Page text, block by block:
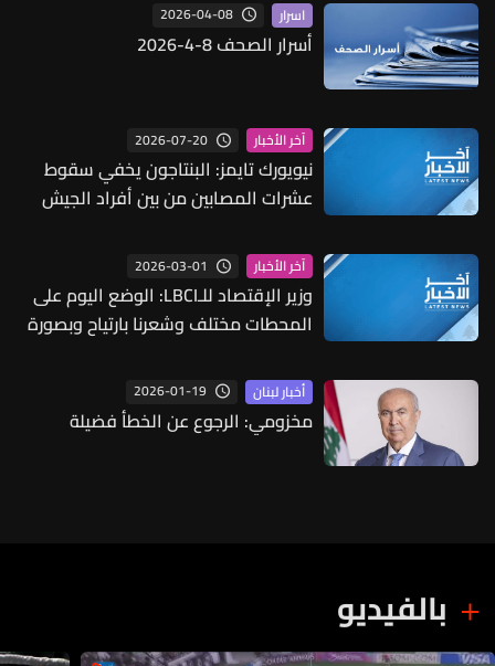
اسرار 2026-04-08
أسرار الصحف 8-4-2026
آخر الأخبار 2026-07-20
نيويورك تايمز: البنتاجون يخفي سقوط
عشرات المصابين من بين أفراد الجيش
آخر الأخبار 2026-03-01
وزير الإقتصاد للـLBCI: الوضع اليوم على
المحطات مختلف وشعرنا بارتياح وبصورة
المحطات اليوم الأحد نظرًا لأن بعضها
خسر من المخزون بسبب الإقبال البارحة
أخبار لبنان 2026-01-19
مخزومي: الرجوع عن الخطأ فضيلة
بالفيديو